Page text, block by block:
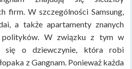
firm. W szczególności Samsung,
a także apartamenty znanych
polityków. W związku z tym w
się o dziewczynie, która robi
z Gangnam. Ponieważ każda